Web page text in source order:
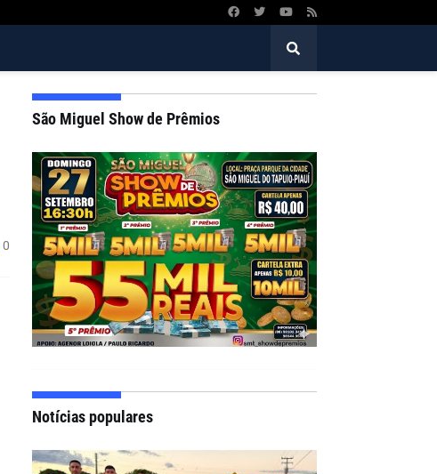
0
São Miguel Show de Prêmios
Notícias populares